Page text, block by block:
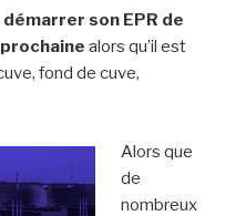
son EPR de
alors qu’il est
fond de cuve,
Alors que
de
nombreux